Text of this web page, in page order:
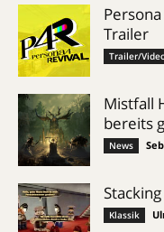
Trailer
Trailer/
Mistfall
bereits
News
Klassik